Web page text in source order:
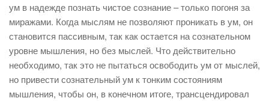
ум в надежде познать чистое сознание – только погоня за
миражами. Когда мыслям не позволяют проникать в ум, он
становится пассивным, так как остается на сознательном
уровне мышления, но без мыслей. Что действительно
необходимо, так это не пытаться освободить ум от мыслей,
но привести сознательный ум к тонким состояниям
мышления, чтобы он, в конечном итоге, трансцендировал